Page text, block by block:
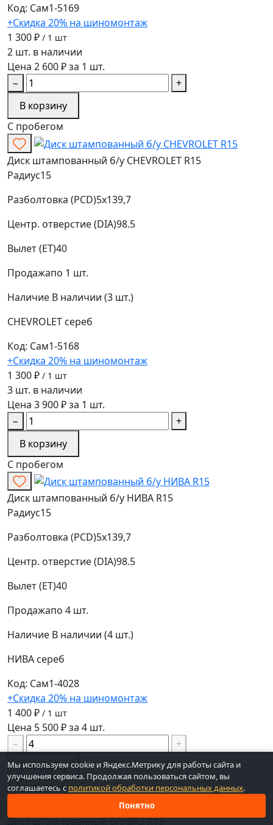
Код: Сам1-5169
+Скидка 20% на шиномонтаж
1 300 ₽ / 1 шт
2 шт. в наличии
Цена 2 600 ₽ за 1 шт.
−
+
В корзину
С пробегом
Диск штампованный б/у CHEVROLET R15
Радиус15
Разболтовка (PCD)5x139,7
Центр. отверстие (DIA)98.5
Вылет (ET)40
Продажапо 1 шт.
Наличие В наличии (3 шт.)
CHEVROLET сереб
Код: Сам1-5168
+Скидка 20% на шиномонтаж
1 300 ₽ / 1 шт
3 шт. в наличии
Цена 3 900 ₽ за 1 шт.
−
+
В корзину
С пробегом
Диск штампованный б/у НИВА R15
Радиус15
Разболтовка (PCD)5x139,7
Центр. отверстие (DIA)98.5
Вылет (ET)40
Продажапо 4 шт.
Наличие В наличии (4 шт.)
НИВА сереб
Код: Сам1-4028
+Скидка 20% на шиномонтаж
1 400 ₽ / 1 шт
Цена 5 500 ₽ за 4 шт.
−
+
В корзину
С пробегом
Диск штампованный б/у ВАЗ R15
Мы используем cookie и Яндекс.Метрику для работы сайта и
улучшения сервиса. Продолжая пользоваться сайтом, вы
соглашаетесь с политикой обработки персональных данных.
Понятно